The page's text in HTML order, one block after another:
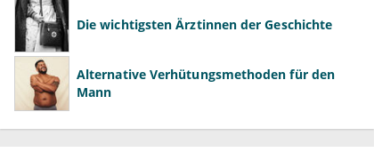
Die wichtigsten Ärztinnen der Geschichte
Alternative Verhütungsmethoden für den
Mann